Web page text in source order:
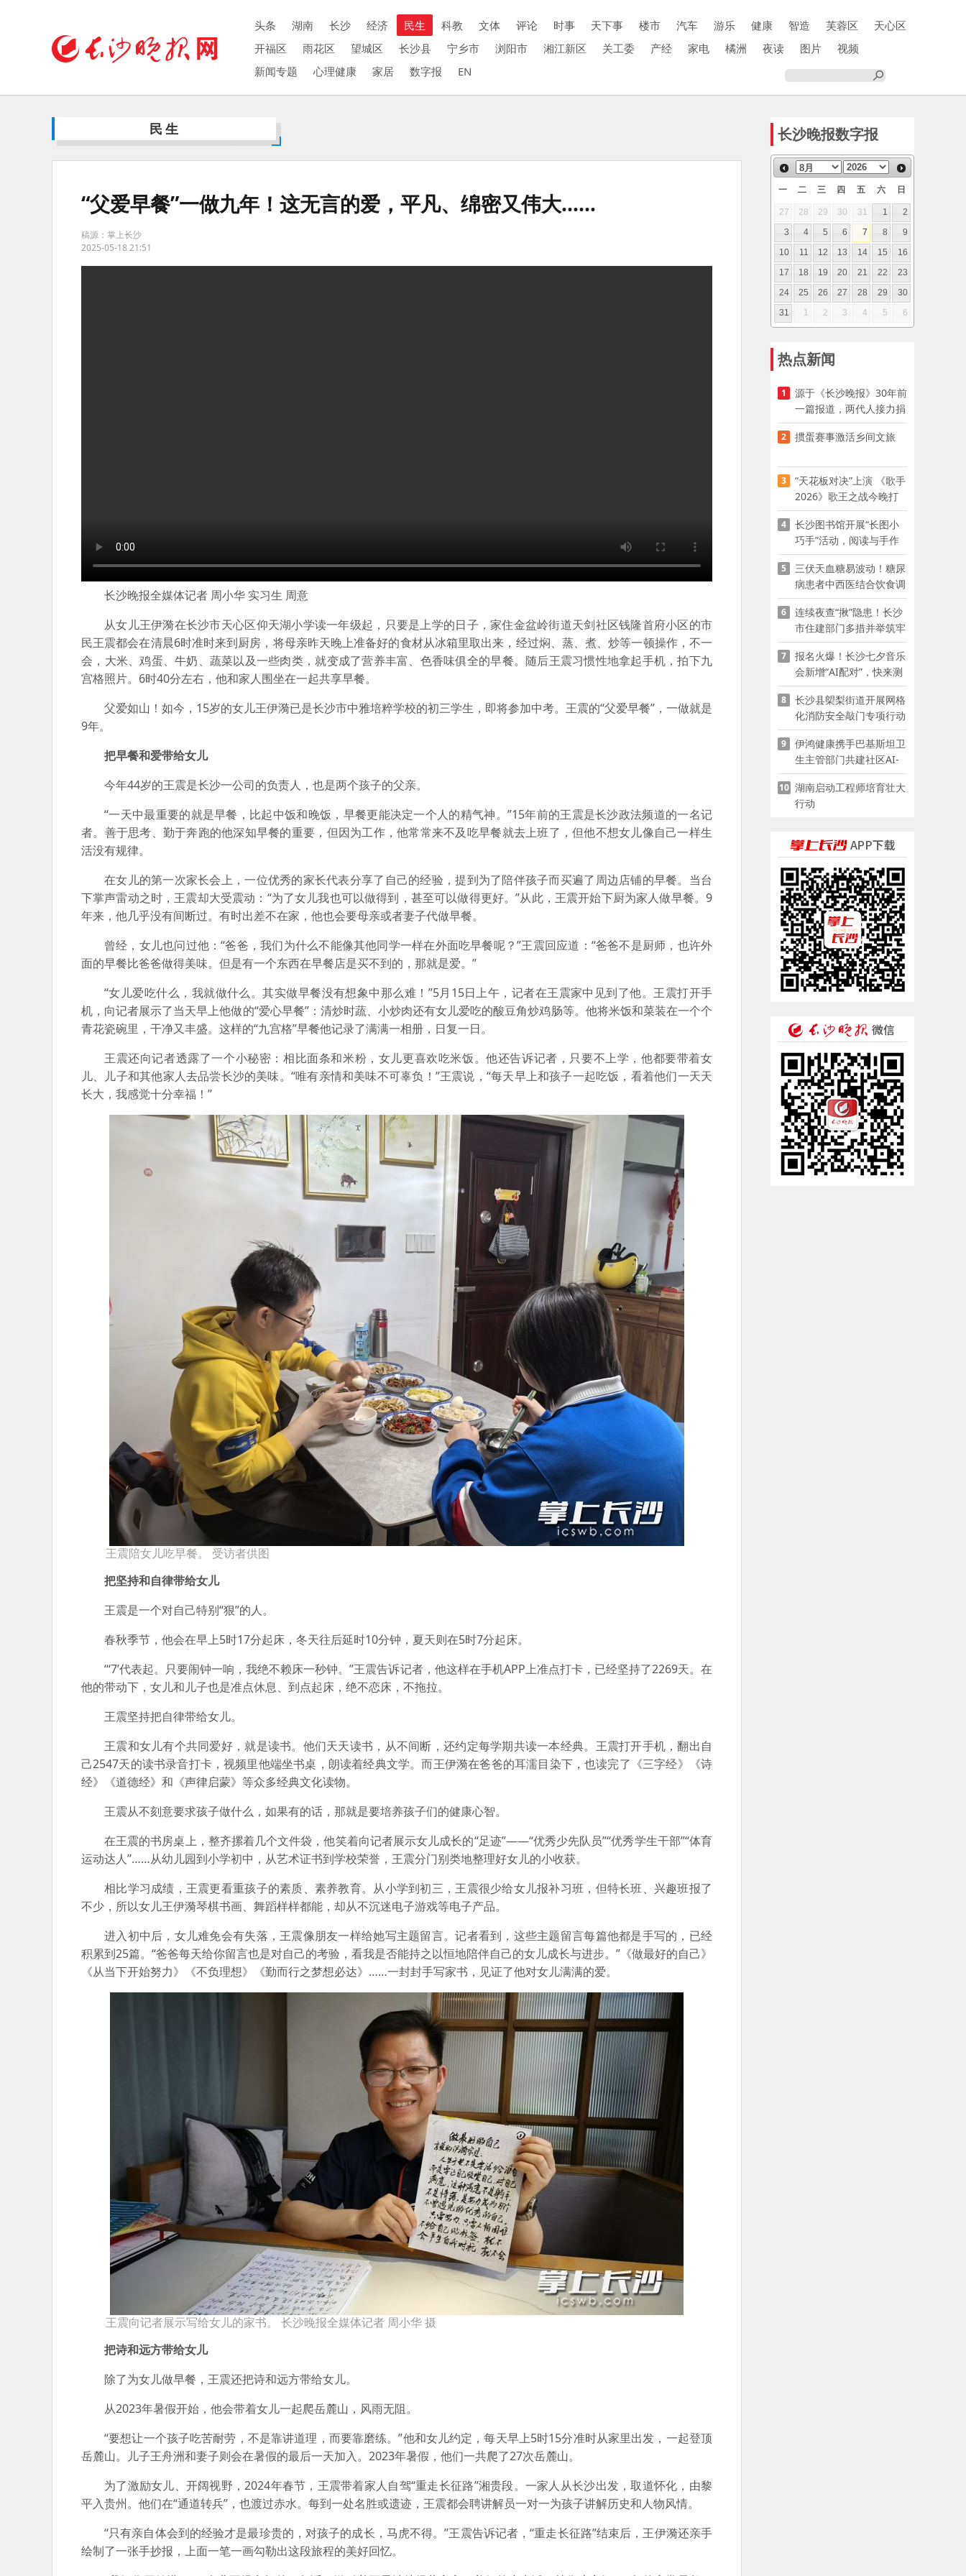
头条 湖南 长沙 经济 民生 科教 文体 评论 时事 天下事 楼市 汽车 游乐 健康 智造 芙蓉区
天心区
开福区
雨花区 望城区 长沙县 宁乡市 浏阳市 湘江新区 关工委 产经 家电 橘洲 夜读 图片
视频
新闻专题
心理健康 家居 数字报 EN
民生
“父爱早餐”一做九年！这无言的爱，平凡、绵密又伟大……
稿源：掌上长沙
2025-05-18 21:51
长沙晚报全媒体记者 周小华 实习生 周意
从女儿王伊漪在长沙市天心区仰天湖小学读一年级起，只要是上学的日子，家住金盆岭街道天剑社区钱隆首府小区的市
民王震都会在清晨6时准时来到厨房，将母亲昨天晚上准备好的食材从冰箱里取出来，经过焖、蒸、煮、炒等一顿操作，不一
会，大米、鸡蛋、牛奶、蔬菜以及一些肉类，就变成了营养丰富、色香味俱全的早餐。随后王震习惯性地拿起手机，拍下九
宫格照片。6时40分左右，他和家人围坐在一起共享早餐。
父爱如山！如今，15岁的女儿王伊漪已是长沙市中雅培粹学校的初三学生，即将参加中考。王震的“父爱早餐”，一做就是
9年。
把早餐和爱带给女儿
今年44岁的王震是长沙一公司的负责人，也是两个孩子的父亲。
“一天中最重要的就是早餐，比起中饭和晚饭，早餐更能决定一个人的精气神。”15年前的王震是长沙政法频道的一名记
者。善于思考、勤于奔跑的他深知早餐的重要，但因为工作，他常常来不及吃早餐就去上班了，但他不想女儿像自己一样生
活没有规律。
在女儿的第一次家长会上，一位优秀的家长代表分享了自己的经验，提到为了陪伴孩子而买遍了周边店铺的早餐。当台
下掌声雷动之时，王震却大受震动：“为了女儿我也可以做得到，甚至可以做得更好。”从此，王震开始下厨为家人做早餐。9
年来，他几乎没有间断过。有时出差不在家，他也会要母亲或者妻子代做早餐。
曾经，女儿也问过他：“爸爸，我们为什么不能像其他同学一样在外面吃早餐呢？”王震回应道：“爸爸不是厨师，也许外
面的早餐比爸爸做得美味。但是有一个东西在早餐店是买不到的，那就是爱。”
“女儿爱吃什么，我就做什么。其实做早餐没有想象中那么难！”5月15日上午，记者在王震家中见到了他。王震打开手
机，向记者展示了当天早上他做的“爱心早餐”：清炒时蔬、小炒肉还有女儿爱吃的酸豆角炒鸡肠等。他将米饭和菜装在一个个
青花瓷碗里，干净又丰盛。这样的“九宫格”早餐他记录了满满一相册，日复一日。
王震还向记者透露了一个小秘密：相比面条和米粉，女儿更喜欢吃米饭。他还告诉记者，只要不上学，他都要带着女
儿、儿子和其他家人去品尝长沙的美味。“唯有亲情和美味不可辜负！”王震说，“每天早上和孩子一起吃饭，看着他们一天天
长大，我感觉十分幸福！”
王震陪女儿吃早餐。 受访者供图
把坚持和自律带给女儿
王震是一个对自己特别“狠”的人。
春秋季节，他会在早上5时17分起床，冬天往后延时10分钟，夏天则在5时7分起床。
“‘7’代表起。只要闹钟一响，我绝不赖床一秒钟。”王震告诉记者，他这样在手机APP上准点打卡，已经坚持了2269天。在
他的带动下，女儿和儿子也是准点休息、到点起床，绝不恋床，不拖拉。
王震坚持把自律带给女儿。
王震和女儿有个共同爱好，就是读书。他们天天读书，从不间断，还约定每学期共读一本经典。王震打开手机，翻出自
己2547天的读书录音打卡，视频里他端坐书桌，朗读着经典文学。而王伊漪在爸爸的耳濡目染下，也读完了《三字经》《诗
经》《道德经》和《声律启蒙》等众多经典文化读物。
王震从不刻意要求孩子做什么，如果有的话，那就是要培养孩子们的健康心智。
在王震的书房桌上，整齐摞着几个文件袋，他笑着向记者展示女儿成长的“足迹”——“优秀少先队员”“优秀学生干部”“体育
运动达人”……从幼儿园到小学初中，从艺术证书到学校荣誉，王震分门别类地整理好女儿的小收获。
相比学习成绩，王震更看重孩子的素质、素养教育。从小学到初三，王震很少给女儿报补习班，但特长班、兴趣班报了
不少，所以女儿王伊漪琴棋书画、舞蹈样样都能，却从不沉迷电子游戏等电子产品。
进入初中后，女儿难免会有失落，王震像朋友一样给她写主题留言。记者看到，这些主题留言每篇他都是手写的，已经
积累到25篇。 “爸爸每天给你留言也是对自己的考验，看我是否能持之以恒地陪伴自己的女儿成长与进步。”《做最好的自己》
《从当下开始努力》《不负理想》《勤而行之梦想必达》……一封封手写家书，见证了他对女儿满满的爱。
王震向记者展示写给女儿的家书。 长沙晚报全媒体记者 周小华 摄
把诗和远方带给女儿
除了为女儿做早餐，王震还把诗和远方带给女儿。
从2023年暑假开始，他会带着女儿一起爬岳麓山，风雨无阻。
“要想让一个孩子吃苦耐劳，不是靠讲道理，而要靠磨练。”他和女儿约定，每天早上5时15分准时从家里出发，一起登顶
岳麓山。儿子王舟洲和妻子则会在暑假的最后一天加入。2023年暑假，他们一共爬了27次岳麓山。
为了激励女儿、开阔视野，2024年春节，王震带着家人自驾“重走长征路”湘贵段。一家人从长沙出发，取道怀化，由黎
平入贵州。他们在“通道转兵”，也渡过赤水。每到一处名胜或遗迹，王震都会聘讲解员一对一为孩子讲解历史和人物风情。
“只有亲自体会到的经验才是最珍贵的，对孩子的成长，马虎不得。”王震告诉记者，“重走长征路”结束后，王伊漪还亲手
绘制了一张手抄报，上面一笔一画勾勒出这段旅程的美好回忆。
长沙晚报数字报
一 二 三 四 五 六 日
27 28 29 30 31 1
2
3
4 5 6 7 8
9
10
11 12 13 14 15
16
17
18 19 20 21 22
23
24
25 26 27 28 29
30
31
1 2 3 4 5 6
热点新闻
1
源于《长沙晚报》30年前
一篇报道，两代人接力捐
资助学
2 掼蛋赛事激活乡间文旅
3
“天花板对决”上演 《歌手
2026》歌王之战今晚打
响
4
长沙图书馆开展“长图小
巧手”活动，阅读与手作
赋能少儿暑期成长
5
三伏天血糖易波动！糖尿
病患者中西医结合饮食调
养指南
6
连续夜查“揪”隐患！长沙
市住建部门多措并举筑牢
夏季建筑施工安全防线
7
报名火爆！长沙七夕音乐
会新增“AI配对”，快来测
测你的七夕缘分
8
长沙县㮾梨街道开展网格
化消防安全敲门专项行动
9
伊鸿健康携手巴基斯坦卫
生主管部门共建社区AI-
POCT生态
10 湖南启动工程师培育壮大
行动